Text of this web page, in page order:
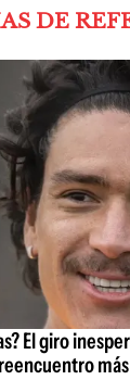
DE
El giro